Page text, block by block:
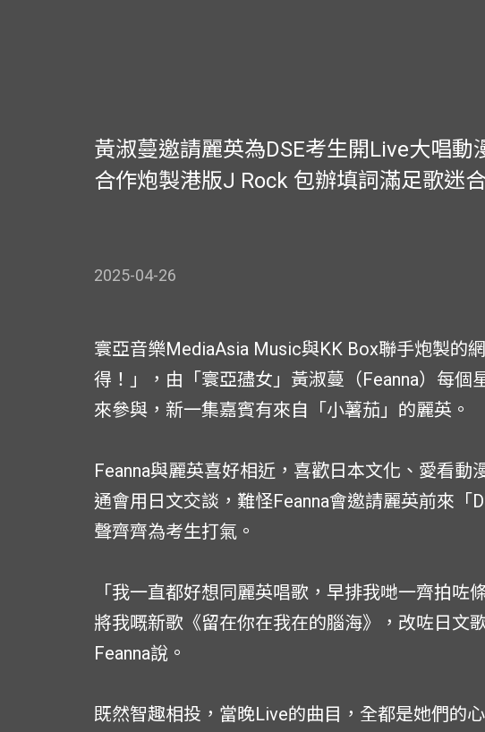
黃淑蔓邀請麗英為DSE考生開Live大唱動
合作炮製港版J Rock 包辦填詞滿足歌迷
2025-04-26
寰亞音樂MediaAsia Music與KK Box聯手炮製的
得！」，由「寰亞孻女」黃淑蔓（Feanna）每個
來參與，新一集嘉賓有來自「小薯茄」的麗英。
Feanna與麗英喜好相近，喜歡日本文化、愛看動
通會用日文交談，難怪Feanna會邀請麗英前來「
聲齊齊為考生打氣。
「我一直都好想同麗英唱歌，早排我哋一齊拍咗
將我嘅新歌《留在你在我在的腦海》，改咗日文
Feanna說。
既然智趣相投，當晚Live的曲目，全都是她們的